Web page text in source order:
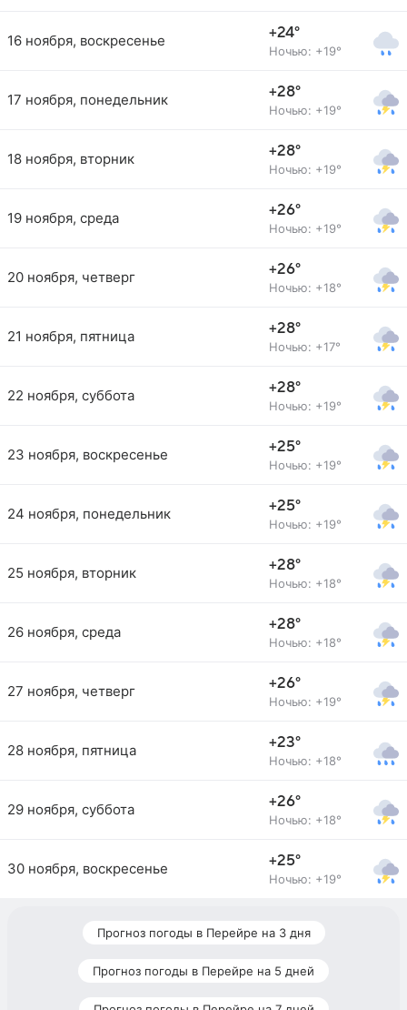
16 ноября, воскресенье +24°
Ночью: +19°
17 ноября, понедельник +28°
Ночью: +19°
18 ноября, вторник +28°
Ночью: +19°
19 ноября, среда +26°
Ночью: +19°
20 ноября, четверг +26°
Ночью: +18°
21 ноября, пятница +28°
Ночью: +17°
22 ноября, суббота +28°
Ночью: +19°
23 ноября, воскресенье +25°
Ночью: +19°
24 ноября, понедельник +25°
Ночью: +19°
25 ноября, вторник +28°
Ночью: +18°
26 ноября, среда +28°
Ночью: +18°
27 ноября, четверг +26°
Ночью: +19°
28 ноября, пятница +23°
Ночью: +18°
29 ноября, суббота +26°
Ночью: +18°
30 ноября, воскресенье +25°
Ночью: +19°
Прогноз погоды в Перейре на 3 дня
Прогноз погоды в Перейре на 5 дней